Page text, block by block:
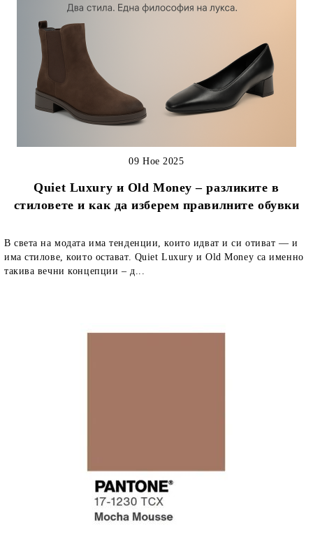
Quiet Luxury и Old Money – разликите в
стиловете и как да изберем правилните обувки
09 Ное 2025
В света на модата има тенденции, които идват и си отиват — и
има стилове, които остават. Quiet Luxury и Old Money са именно
такива вечни концепции – д...